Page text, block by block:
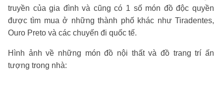
truyền của gia đình và cũng có 1 số món đồ độc quyền
được tìm mua ở những thành phố khác như Tiradentes,
Ouro Preto và các chuyến đi quốc tế.
Hình ảnh về những món đồ nội thất và đồ trang trí ấn
tượng trong nhà: